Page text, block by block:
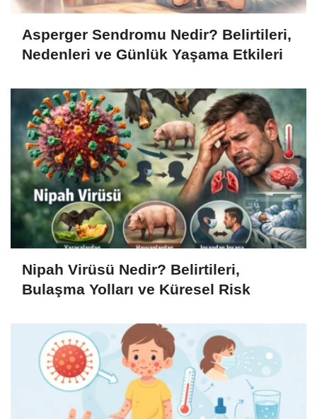
Asperger Sendromu Nedir? Belirtileri,
Nedenleri ve Günlük Yaşama Etkileri
Nipah Virüsü Nedir? Belirtileri,
Bulaşma Yolları ve Küresel Risk